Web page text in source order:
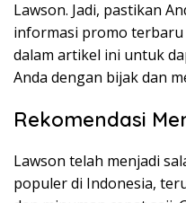
Lawson. Jadi, pastikan
informasi promo terbaru
dalam artikel ini untuk
Anda dengan bijak dan
Rekomendasi
Lawson telah menjadi
populer di Indonesia,